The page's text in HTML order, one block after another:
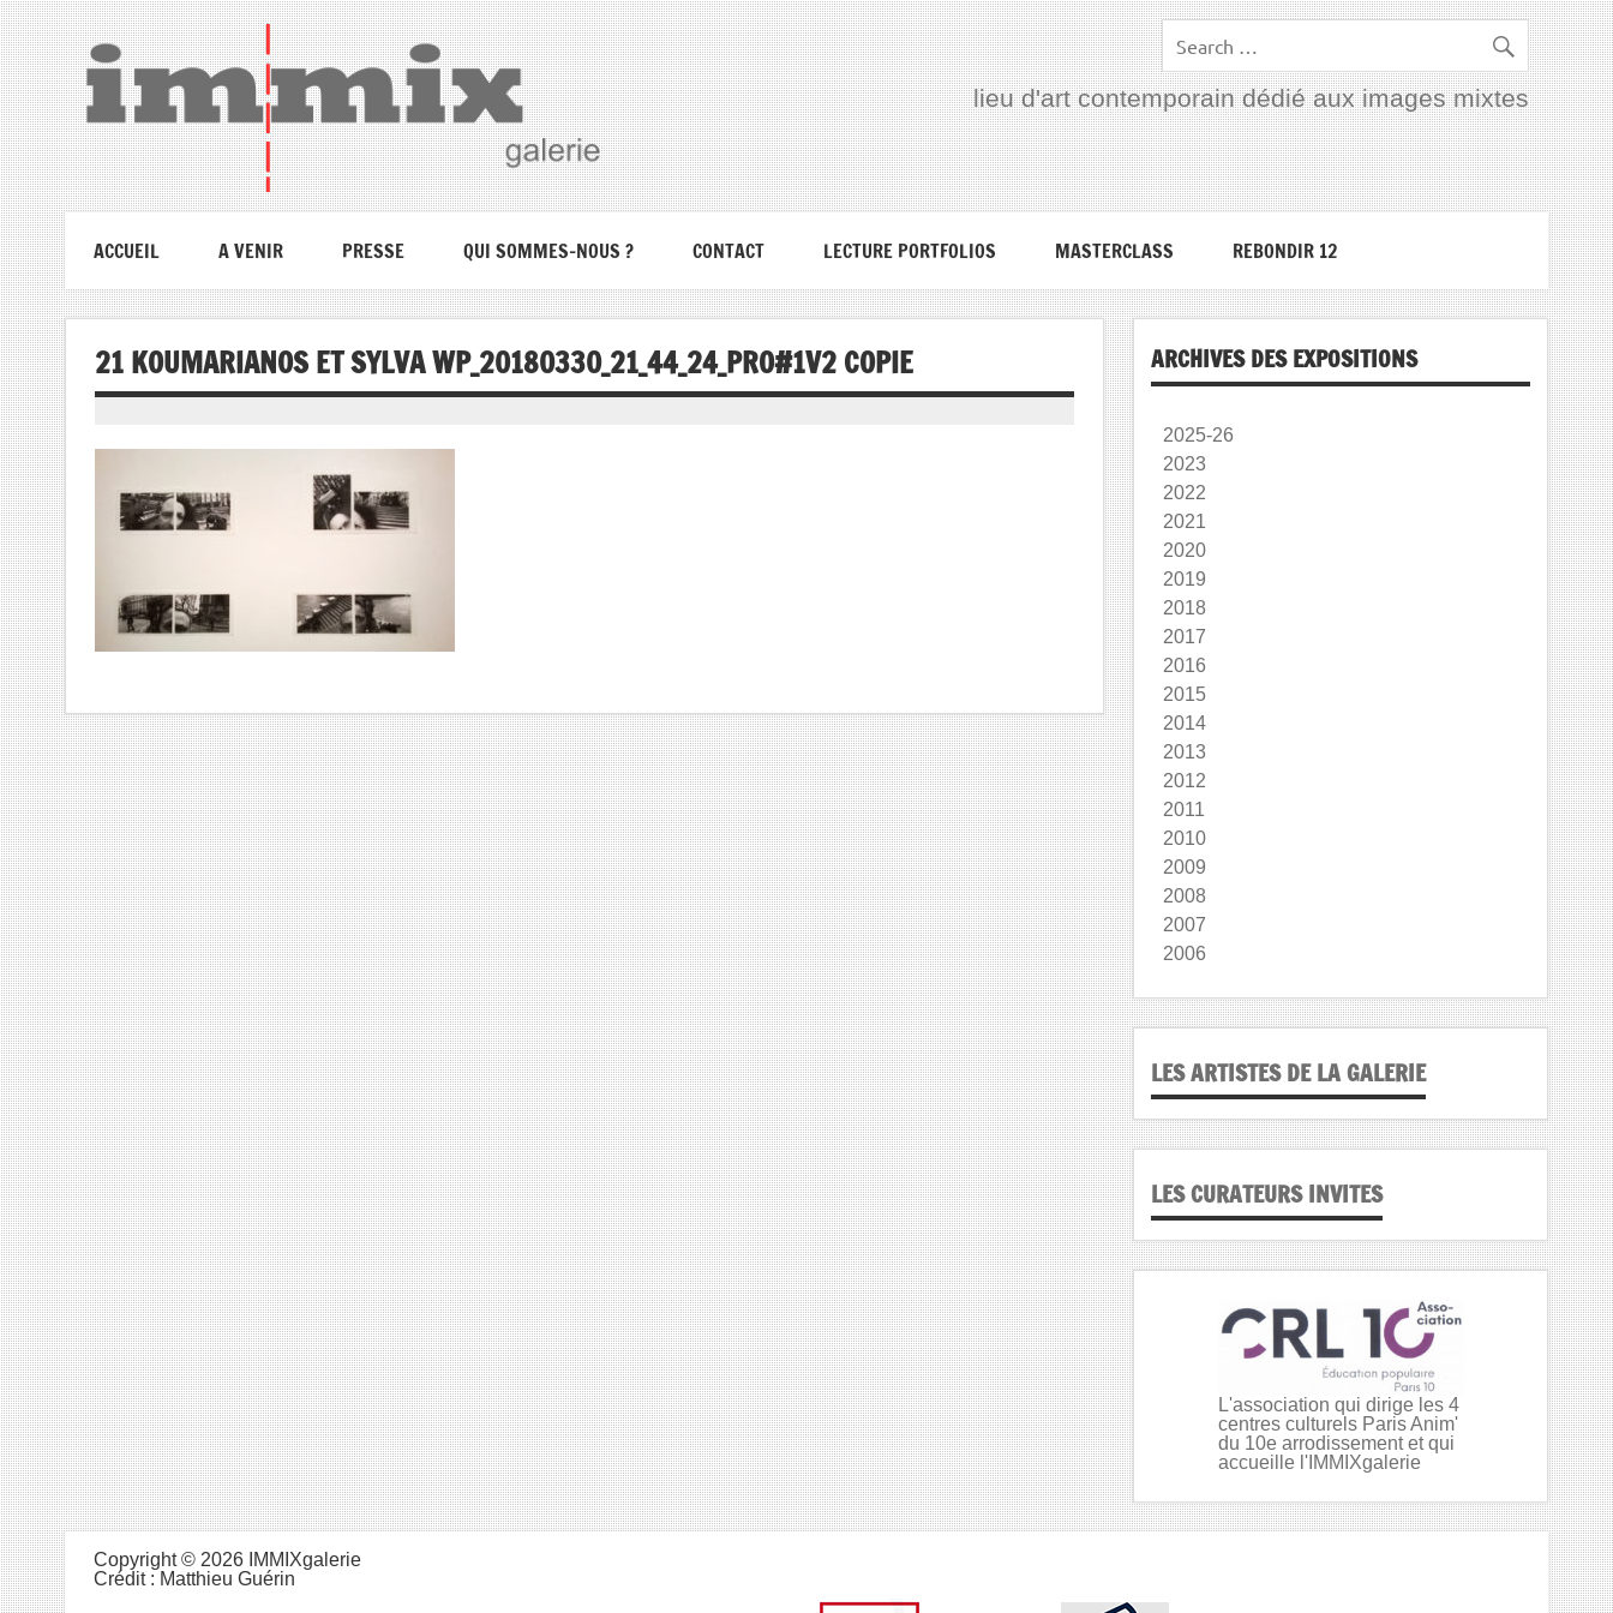
lieu d'art contemporain dédié aux images mixtes
ACCUEIL A VENIR PRESSE QUI SOMMES-NOUS ? CONTACT LECTURE PORTFOLIOS MASTERCLASS REBONDIR 12
21 KOUMARIANOS ET SYLVA WP_20180330_21_44_24_PRO#1V2 COPIE ARCHIVES DES EXPOSITIONS
2025-26
2023
2022
2021
2020
2019
2018
2017
2016
2015
2014
2013
2012
2011
2010
2009
2008
2007
2006
LES ARTISTES DE LA GALERIE
LES CURATEURS INVITES
L'association qui dirige les 4
centres culturels Paris Anim'
du 10e arrodissement et qui
accueille l'IMMIXgalerie
Copyright © 2026 IMMIXgalerie
Crédit : Matthieu Guérin